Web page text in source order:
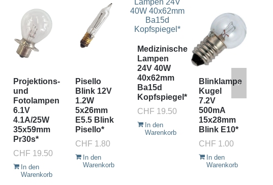
Projektions-
und
Fotolampen
6.1V
4.1A/25W
35x59mm
Pr30s*
CHF 19.50
In den
Warenkorb
Pisello
Blink 12V
1.2W
5x26mm
E5.5 Blink
Pisello*
CHF 1.80
In den
Warenkorb
Medizinische
Lampen
24V 40W
40x62mm
Ba15d
Kopfspiegel*
CHF 19.50
In den
Warenkorb
Blinklampe
Kugel
7.2V
500mA
15x28mm
Blink E10*
CHF 1.00
In den
Warenkorb